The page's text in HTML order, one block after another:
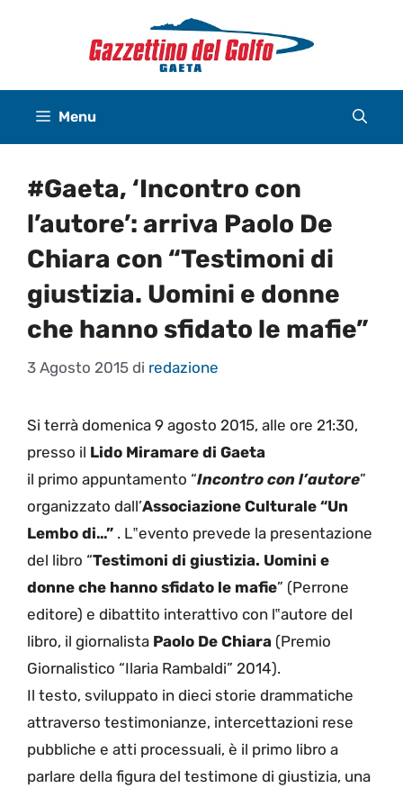
Menu
#Gaeta, ‘Incontro con
l’autore’: arriva Paolo De
Chiara con “Testimoni di
giustizia. Uomini e donne
che hanno sfidato le mafie”
3 Agosto 2015 di redazione
Si terrà domenica 9 agosto 2015, alle ore 21:30,
presso il Lido Miramare di Gaeta
il primo appuntamento “Incontro con l’autore”
organizzato dall’Associazione Culturale “Un
Lembo di…” . L‟evento prevede la presentazione
del libro “Testimoni di giustizia. Uomini e
donne che hanno sfidato le mafie” (Perrone
editore) e dibattito interattivo con l‟autore del
libro, il giornalista Paolo De Chiara (Premio
Giornalistico “Ilaria Rambaldi” 2014).
Il testo, sviluppato in dieci storie drammatiche
attraverso testimonianze, intercettazioni rese
pubbliche e atti processuali, è il primo libro a
parlare della figura del testimone di giustizia, una